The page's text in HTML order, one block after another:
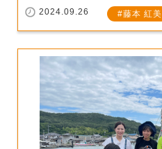
2024.09.26 藤本 紅美